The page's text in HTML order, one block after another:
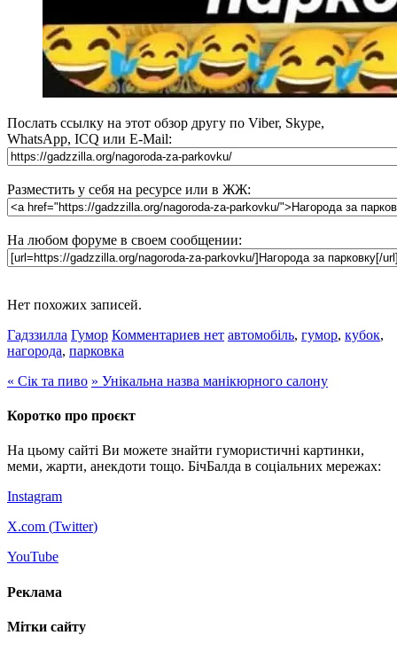
Послать ссылку на этот обзор другу по Viber, Skype,
WhatsApp, ICQ или E-Mail:
Разместить у себя на ресурсе или в ЖЖ:
На любом форуме в своем сообщении:
Нет похожих записей.
Гадззилла Гумор Комментариев нет автомобіль, гумор, кубок,
нагорода, парковка
« Сік та пиво » Унікальна назва манікюрного салону
Коротко про проєкт
На цьому сайті Ви можете знайти гумористичні картинки,
меми, жарти, анекдоти тощо. БічБалда в соціальних мережах:
Instagram
X.com (Twitter)
YouTube
Реклама
Мітки сайту